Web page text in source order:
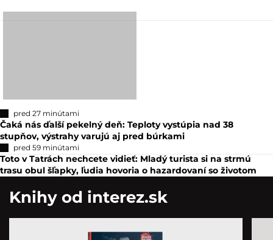
pred 27 minútami
Čaká nás ďalší pekelný deň: Teploty vystúpia nad 38
stupňov, výstrahy varujú aj pred búrkami
pred 59 minútami
Toto v Tatrách nechcete vidieť: Mladý turista si na strmú
trasu obul šľapky, ľudia hovoria o hazardovaní so životom
Knihy od interez.sk